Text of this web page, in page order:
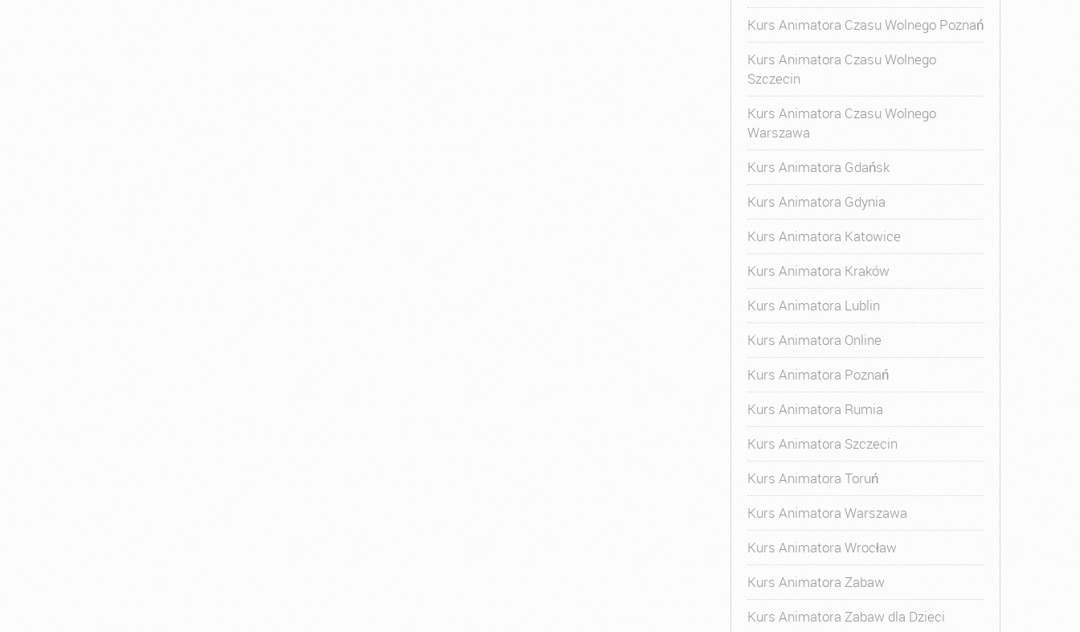
Kurs Animatora Czasu Wolnego Poznań
Kurs Animatora Czasu Wolnego
Szczecin
Kurs Animatora Czasu Wolnego
Warszawa
Kurs Animatora Gdańsk
Kurs Animatora Gdynia
Kurs Animatora Katowice
Kurs Animatora Kraków
Kurs Animatora Lublin
Kurs Animatora Online
Kurs Animatora Poznań
Kurs Animatora Rumia
Kurs Animatora Szczecin
Kurs Animatora Toruń
Kurs Animatora Warszawa
Kurs Animatora Wrocław
Kurs Animatora Zabaw
Kurs Animatora Zabaw dla Dzieci